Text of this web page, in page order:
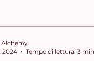
Alchemy
2024
Tempo di lettura: 3 min